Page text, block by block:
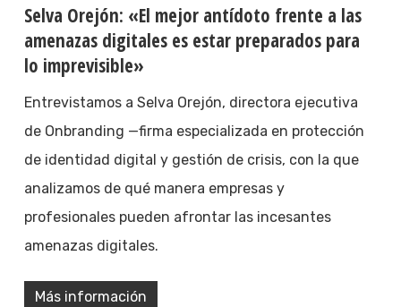
Selva Orejón: «El mejor antídoto frente a las
amenazas digitales es estar preparados para
lo imprevisible»
Entrevistamos a Selva Orejón, directora ejecutiva
de Onbranding —firma especializada en protección
de identidad digital y gestión de crisis, con la que
analizamos de qué manera empresas y
profesionales pueden afrontar las incesantes
amenazas digitales.
Más información